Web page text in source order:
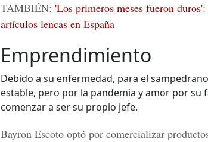
TAMBIÉN: 'Los primeros meses fueron
artículos lencas en España
Emprendimiento
Debido a su enfermedad, para el
estable, pero por la pandemia y amor por su
comenzar a ser su propio jefe.
Bayron Escoto optó por comercializar